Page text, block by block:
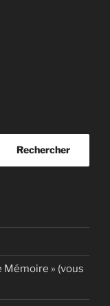
Rechercher
Mémoire » (vous